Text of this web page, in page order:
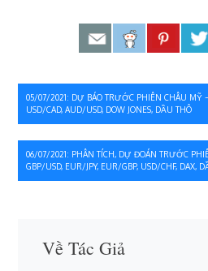
Điều
hướng
bài
viết
05/07/2021: DỰ BÁO TRƯỚC PHIÊN CHÂU MỸ
USD/CAD, AUD/USD, DOW JONES, DẦU THÔ
06/07/2021: PHÂN TÍCH, DỰ ĐOÁN TRƯỚC
GBP/USD, EUR/JPY, EUR/GBP, USD/CHF, DAX,
Về Tác Giả